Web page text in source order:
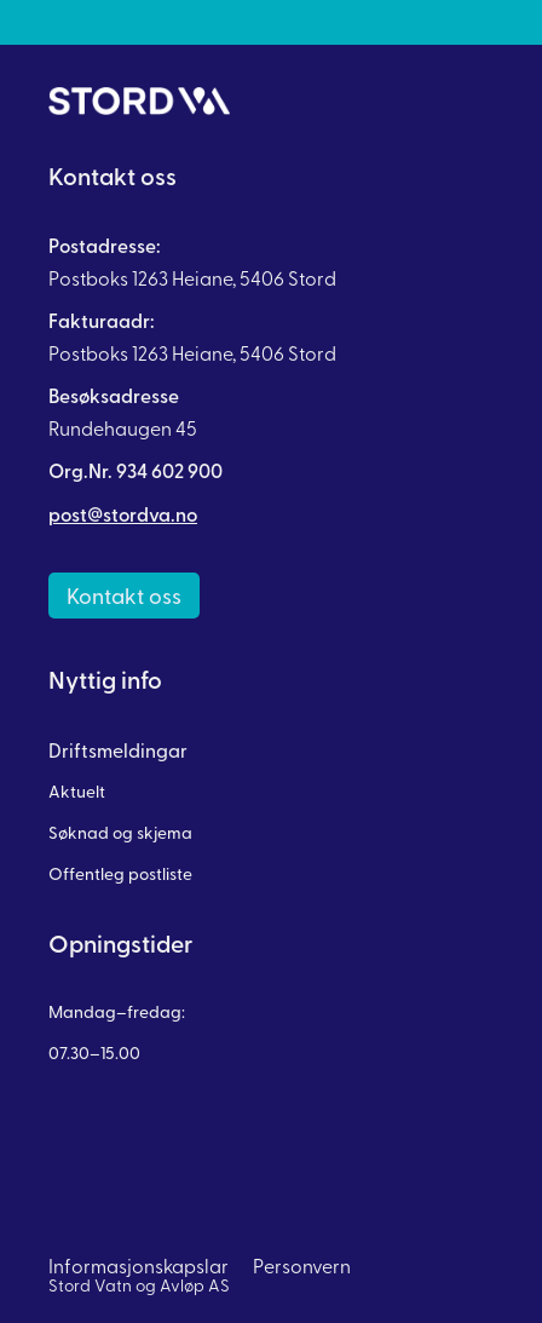
Kontakt oss
Postadresse:
Postboks 1263 Heiane, 5406 Stord
Fakturaadr:
Postboks 1263 Heiane, 5406 Stord
Besøksadresse
Rundehaugen 45
Org.Nr. 934 602 900
post@stordva.no
Kontakt oss
Nyttig info
Driftsmeldingar
Aktuelt
Søknad og skjema
Offentleg postliste
Opningstider
Mandag–fredag:
07.30–15.00
Informasjonskapslar Personvern
Stord Vatn og Avløp AS